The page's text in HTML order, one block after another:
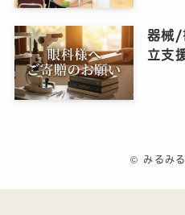
器械/
立支
© みるみ